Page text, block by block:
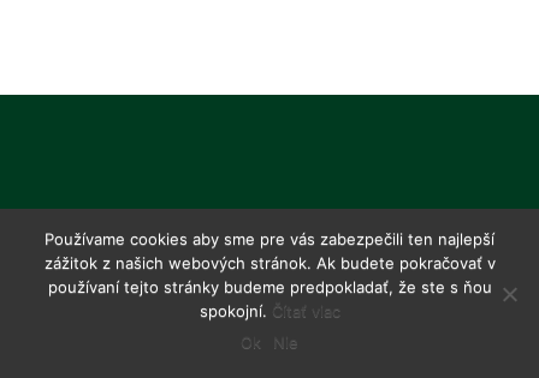
Používame cookies aby sme pre vás zabezpečili ten najlepší
zážitok z našich webových stránok. Ak budete pokračovať v
používaní tejto stránky budeme predpokladať, že ste s ňou
spokojní. Čítať viac
Ok
Nie